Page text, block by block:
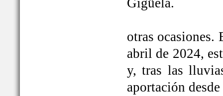
Gigüela.
otras ocasiones.
abril de 2024,
y, tras las
aportación